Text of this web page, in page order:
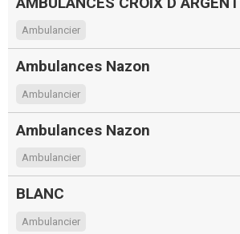
Ambulancier
Ambulances Nazon
Ambulancier
Ambulances Nazon
Ambulancier
BLANC
Ambulancier